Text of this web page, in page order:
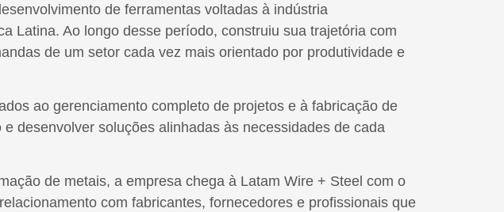
de ferramentas voltadas à indústria
Latina. Ao longo desse período, construiu sua trajetória com
de um setor cada vez mais orientado por produtividade e
ao gerenciamento completo de projetos e à fabricação de
desenvolver soluções alinhadas às necessidades de cada
de metais, a empresa chega à Latam Wire + Steel com o
com fabricantes, fornecedores e profissionais que